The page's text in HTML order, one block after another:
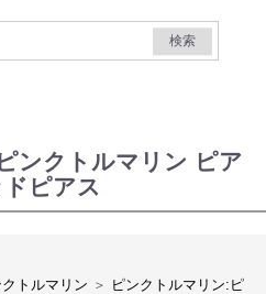
検索
ンクトルマリン ピア
ピアス
クトルマリン ＞ ピンクトルマリン:ピ